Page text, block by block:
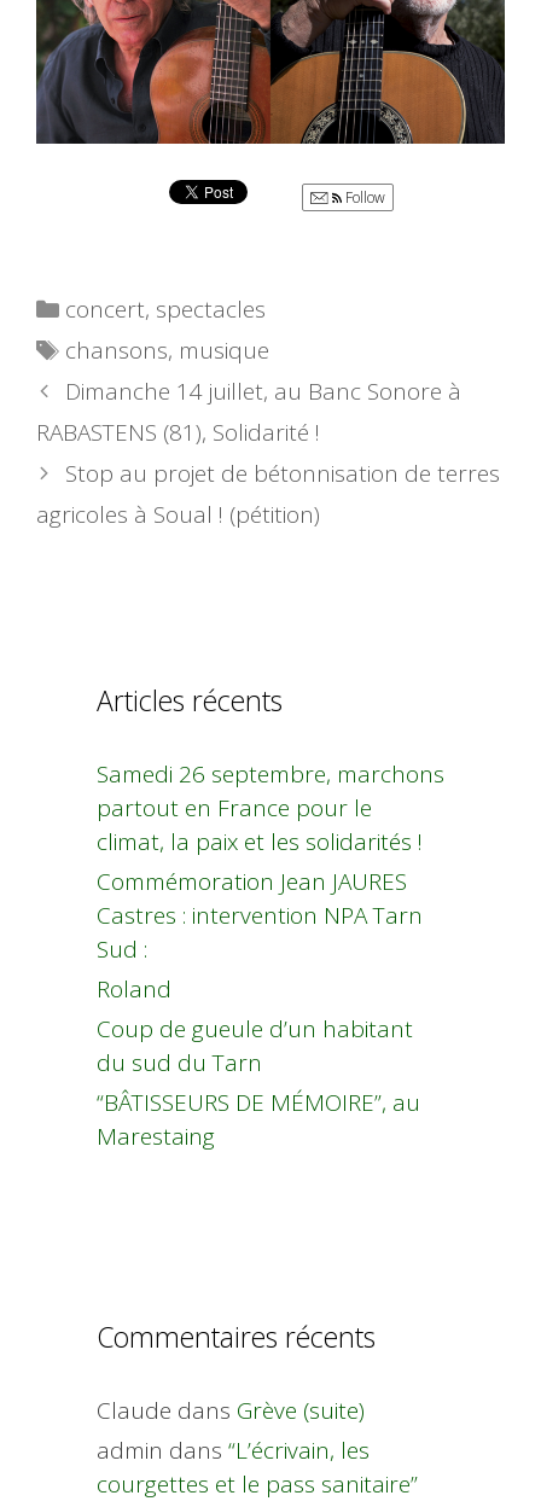
Follow
Catégories
concert, spectacles
Étiquettes
chansons, musique
Dimanche 14 juillet, au Banc Sonore à
RABASTENS (81), Solidarité !
Stop au projet de bétonnisation de terres
agricoles à Soual ! (pétition)
Articles récents
Samedi 26 septembre, marchons
partout en France pour le
climat, la paix et les solidarités !
Commémoration Jean JAURES
Castres : intervention NPA Tarn
Sud :
Roland
Coup de gueule d’un habitant
du sud du Tarn
“BÂTISSEURS DE MÉMOIRE”, au
Marestaing
Commentaires récents
Claude dans Grève (suite)
admin dans “L’écrivain, les
courgettes et le pass sanitaire”